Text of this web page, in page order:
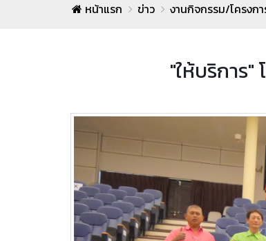
หน้าแรก ข่าว งานกิจกรรม/โครงก
"ให้บริการ